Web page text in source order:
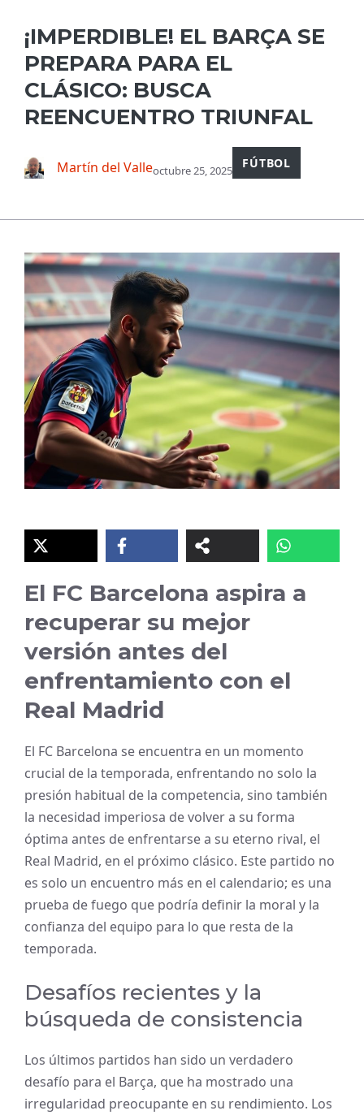
¡IMPERDIBLE! EL BARÇA SE
PREPARA PARA EL
CLÁSICO: BUSCA
REENCUENTRO TRIUNFAL
Martín del Valleoctubre 25, 2025 FÚTBOL
El FC Barcelona aspira a
recuperar su mejor
versión antes del
enfrentamiento con el
Real Madrid
El FC Barcelona se encuentra en un momento
crucial de la temporada, enfrentando no solo la
presión habitual de la competencia, sino también
la necesidad imperiosa de volver a su forma
óptima antes de enfrentarse a su eterno rival, el
Real Madrid, en el próximo clásico. Este partido no
es solo un encuentro más en el calendario; es una
prueba de fuego que podría definir la moral y la
confianza del equipo para lo que resta de la
temporada.
Desafíos recientes y la
búsqueda de consistencia
Los últimos partidos han sido un verdadero
desafío para el Barça, que ha mostrado una
irregularidad preocupante en su rendimiento. Los